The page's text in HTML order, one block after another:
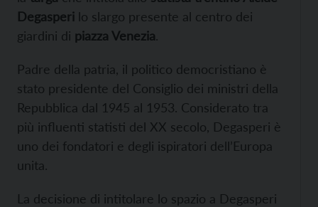
Degasperi lo slargo presente al centro dei
giardini di piazza Venezia.
Padre della patria, il politico democristiano è
stato presidente del Consiglio dei ministri della
Repubblica dal 1945 al 1953. Considerato tra
più influenti statisti del XX secolo, Degasperi è
uno dei fondatori e degli ispiratori dell’Europa
unita.
La decisione di intitolare lo spazio a Degasperi